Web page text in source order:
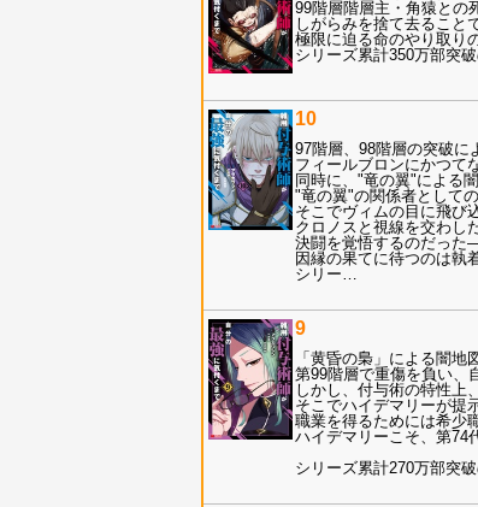
99階層階層主・角猿との
しがらみを捨て去ること
極限に迫る命のやり取り
シリーズ累計350万部突
10
97階層、98階層の突破に
フィールブロンにかつて
同時に、"竜の翼"による
"竜の翼"の関係者として
そこでヴィムの目に飛び
クロノスと視線を交わし
決闘を覚悟するのだった
因縁の果てに待つのは執
シリー
9
「黄昏の梟」による闇
第99階層で重傷を負い、
しかし、付与術の特性上
そこでハイデマリーが提
職業を得るためには希少
ハイデマリーこそ、第74
シリーズ累計270万部突